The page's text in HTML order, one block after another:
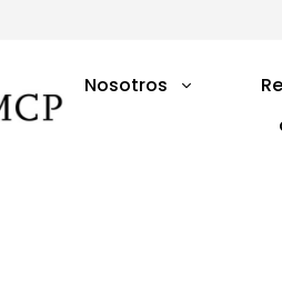
Nosotros